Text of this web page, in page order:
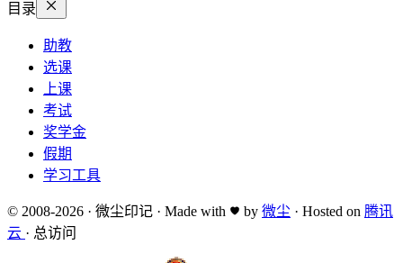
目录
助教
选课
上课
考试
奖学金
假期
学习工具
© 2008-2026 · 微尘印记 · Made with by 微尘 · Hosted on 腾讯
云 · 总访问